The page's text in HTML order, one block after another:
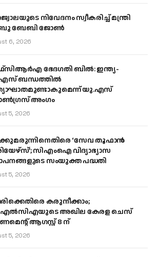
നിവേദനം സ്വീകരിച്ച് മന്ത്രി
ബേബി ജോൺ
6, 2026
ഭേദഗതി ബിൽ: ഇന്ത്യ-
ബന്ധത്തിൽ
യു.എസ്
അംഗം
5, 2026
‘സേവ തൂഫാൻ
സിഎംഐ വിദ്യാഭ്യാസ
സംയുക്ത പദ്ധതി
5, 2026
കരുനീക്കാം;
അഖില കേരള ചെസ്
ആഗസ്റ്റ് 8 ന്
5, 2026